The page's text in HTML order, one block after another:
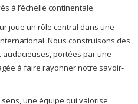
à l’échelle continentale.
joue un rôle central dans une
Nous construisons des
portées par une
à faire rayonner notre savoir-
une équipe qui valorise